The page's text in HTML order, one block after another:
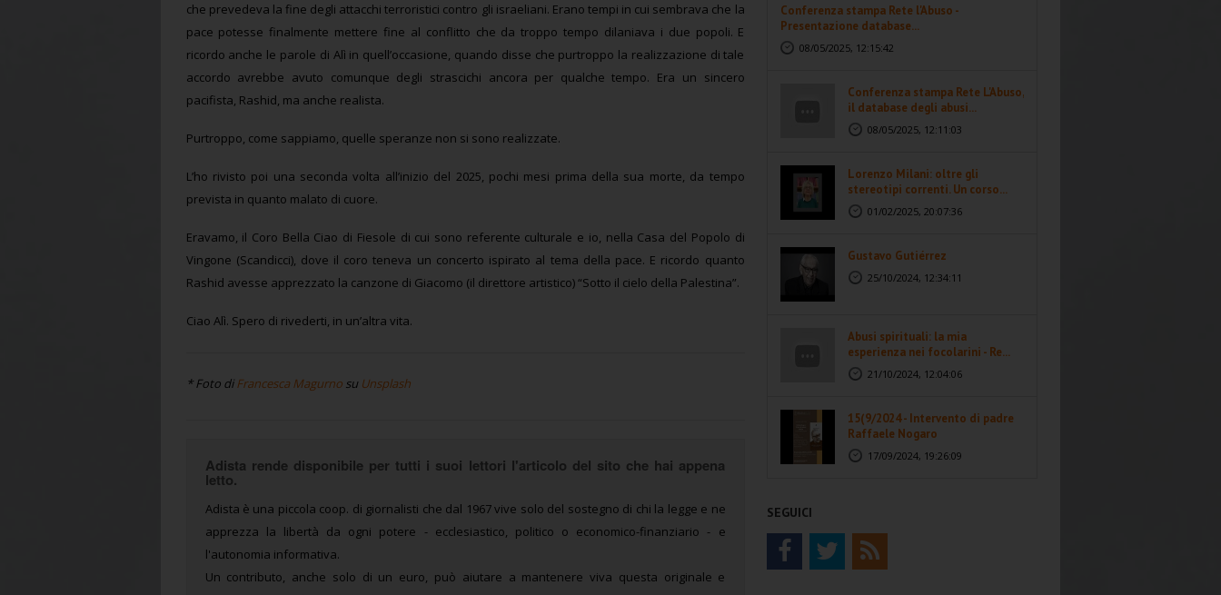
che prevedeva la fine degli attacchi terroristici contro gli israeliani. Erano tempi in cui sembrava che la
pace potesse finalmente mettere fine al conflitto che da troppo tempo dilaniava i due popoli. E
ricordo anche le parole di Alì in quell’occasione, quando disse che purtroppo la realizzazione di tale
accordo avrebbe avuto comunque degli strascichi ancora per qualche tempo. Era un sincero
pacifista, Rashid, ma anche realista.
Purtroppo, come sappiamo, quelle speranze non si sono realizzate.
L’ho rivisto poi una seconda volta all’inizio del 2025, pochi mesi prima della sua morte, da tempo
prevista in quanto malato di cuore.
Eravamo, il Coro Bella Ciao di Fiesole di cui sono referente culturale e io, nella Casa del Popolo di
Vingone (Scandicci), dove il coro teneva un concerto ispirato al tema della pace. E ricordo quanto
Rashid avesse apprezzato la canzone di Giacomo (il direttore artistico) “Sotto il cielo della Palestina”.
Ciao Alì. Spero di rivederti, in un’altra vita.
* Foto diFrancesca Magurnosu Unsplash
Adista rende disponibile per tutti i suoi lettori l'articolo del sito che hai appena
letto.
Adista è una piccola coop. di giornalisti che dal 1967 vive solo del sostegno di chi la legge e ne
apprezza la libertà da ogni potere - ecclesiastico, politico o economico-finanziario - e
l'autonomia informativa.
Un contributo, anche solo di un euro, può aiutare a mantenere viva questa originale e
Conferenza stampa Rete l'Abuso -
Presentazione database...
08/05/2025, 12:15:42
Conferenza stampa Rete L'Abuso,
il database degli abusi...
08/05/2025, 12:11:03
Lorenzo Milani: oltre gli
stereotipi correnti. Un corso...
01/02/2025, 20:07:36
Gustavo Gutiérrez
25/10/2024, 12:34:11
Abusi spirituali: la mia
esperienza nei focolarini - Re...
21/10/2024, 12:04:06
15(9/2024 - Intervento di padre
Raffaele Nogaro
17/09/2024, 19:26:09
SEGUICI